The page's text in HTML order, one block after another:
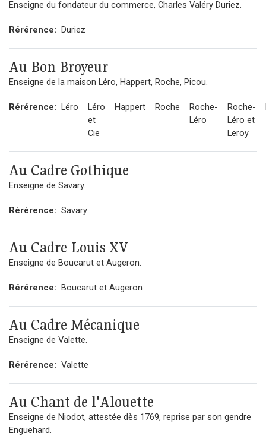
Enseigne du fondateur du commerce, Charles Valéry Duriez.
Rérérence: Duriez
Au Bon Broyeur
Enseigne de la maison Léro, Happert, Roche, Picou.
Rérérence: Léro
Léro
et
Cie
Happert Roche
Roche-
Léro
Roche-
Léro et
Leroy
Au Cadre Gothique
Enseigne de Savary.
Rérérence: Savary
Au Cadre Louis XV
Enseigne de Boucarut et Augeron.
Rérérence: Boucarut et Augeron
Au Cadre Mécanique
Enseigne de Valette.
Rérérence: Valette
Au Chant de l'Alouette
Enseigne de Niodot, attestée dès 1769, reprise par son gendre
Enguehard.